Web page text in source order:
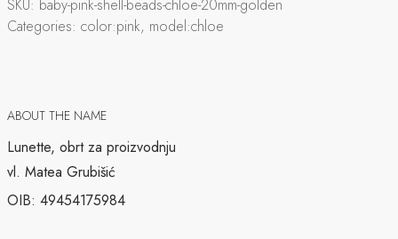
SKU: baby-pink-shell-beads-chloe-20mm-golden
Categories: color:pink, model:chloe
ABOUT THE NAME
Lunette, obrt za proizvodnju
vl. Matea Grubišić
OIB: 49454175984